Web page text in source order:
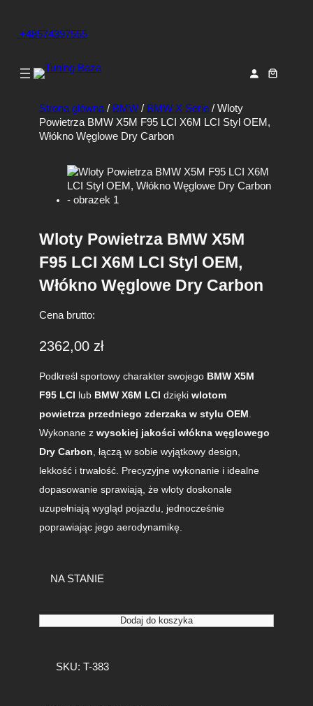
+48574397555
Strona główna / BMW / BMW X Serie / Wloty
Powietrza BMW X5M F95 LCI X6M LCI Styl OEM,
Włókno Węglowe Dry Carbon
Wloty Powietrza BMW X5M
F95 LCI X6M LCI Styl OEM,
Włókno Węglowe Dry Carbon
Cena brutto:
2362,00 zł
Podkreśl sportowy charakter swojego BMW X5M
F95 LCI lub BMW X6M LCI dzięki wlotom
powietrza przedniego zderzaka w stylu OEM
Wykonane z wysokiej jakości włókna węglowego
Dry Carbon , łączą w sobie wyjątkowy design,
lekkość i trwałość. Precyzyjne wykonanie i idealne
dopasowanie sprawiają, że wloty doskonale
uzupełniają wygląd pojazdu, jednocześnie
poprawiając jego aerodynamikę.
NA STANIE
i
Dodaj do koszyka
SKU: T-383